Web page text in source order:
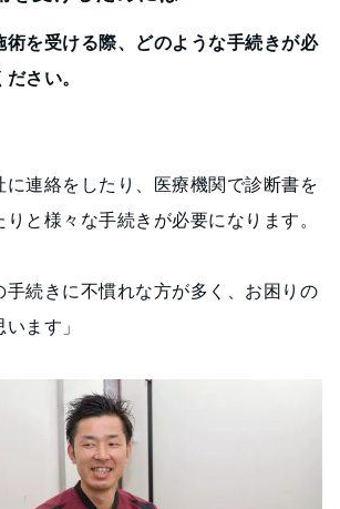
を受ける際、どのような手続きが必
さい。
に連絡をしたり、医療機関で診断書を
と様々な手続きが必要になります。
手続きに不慣れな方が多く、お困りの
ます」